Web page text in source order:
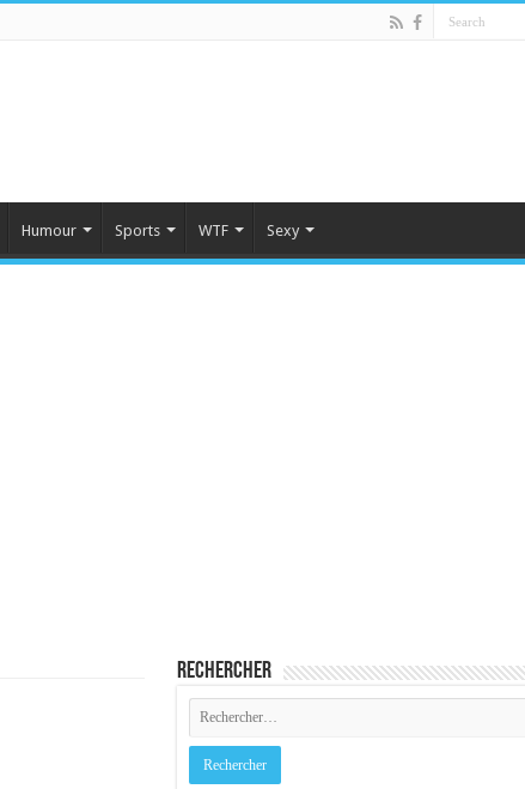
Humour Sports WTF Sexy
Rechercher